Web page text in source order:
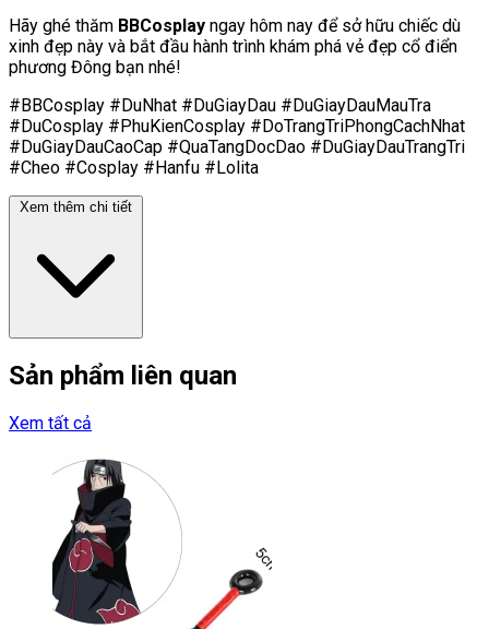
Hãy ghé thăm BBCosplay ngay hôm nay để sở hữu chiếc dù
xinh đẹp này và bắt đầu hành trình khám phá vẻ đẹp cổ điển
phương Đông bạn nhé!
#BBCosplay #DuNhat #DuGiayDau #DuGiayDauMauTra
#DuCosplay #PhuKienCosplay #DoTrangTriPhongCachNhat
#DuGiayDauCaoCap #QuaTangDocDao #DuGiayDauTrangTri
#Cheo #Cosplay #Hanfu #Lolita
Xem thêm chi tiết
Sản phẩm liên quan
Xem tất cả